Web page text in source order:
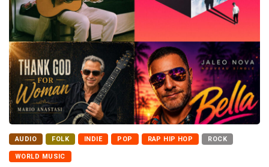
AUDIO FOLK INDIE POP RAP HIP HOP ROCK
WORLD MUSIC